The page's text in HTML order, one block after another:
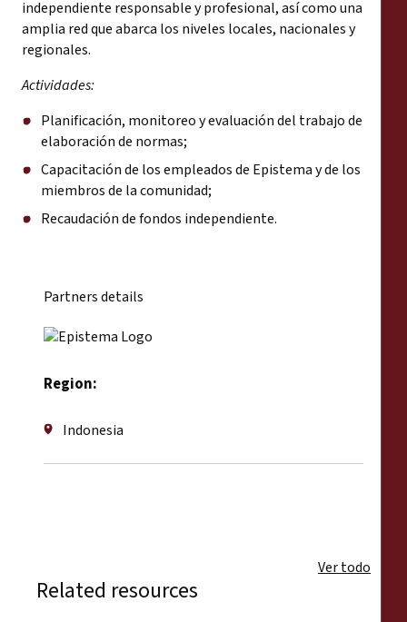
independiente responsable y profesional, así como una
amplia red que abarca los niveles locales, nacionales y
regionales.
Actividades:
Planificación, monitoreo y evaluación del trabajo de
elaboración de normas;
Capacitación de los empleados de Epistema y de los
miembros de la comunidad;
Recaudación de fondos independiente.
Partners details
Region:
Indonesia
Related resources
Ver todo